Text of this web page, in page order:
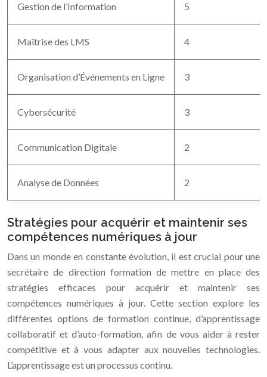
Gestion de l’Information 5
Maîtrise des LMS 4
Organisation d’Événements en Ligne 3
Cybersécurité 3
Communication Digitale 2
Analyse de Données 2
Stratégies pour acquérir et maintenir ses
compétences numériques à jour
Dans un monde en constante évolution, il est crucial pour une
secrétaire de direction formation de mettre en place des
stratégies efficaces pour acquérir et maintenir ses
compétences numériques à jour. Cette section explore les
différentes options de formation continue, d’apprentissage
collaboratif et d’auto-formation, afin de vous aider à rester
compétitive et à vous adapter aux nouvelles technologies.
L’apprentissage est un processus continu.